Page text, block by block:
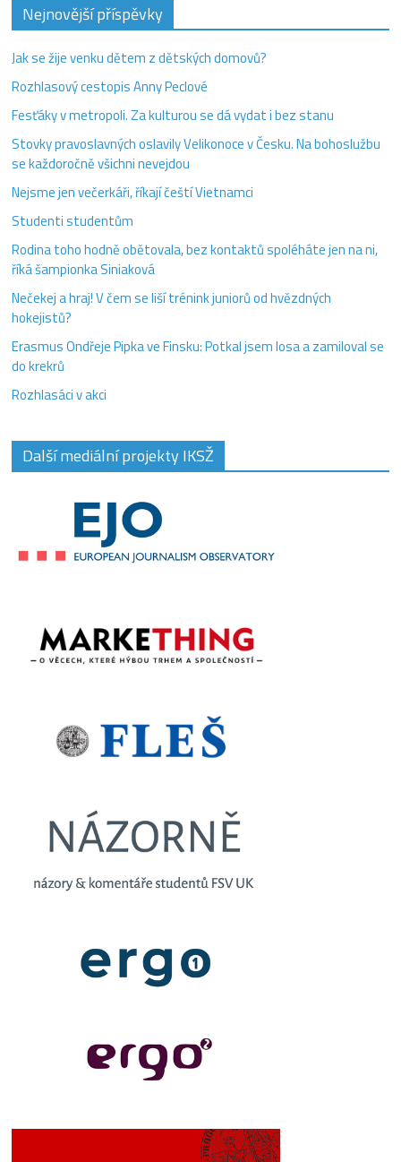
Nejnovější příspěvky
Jak se žije venku dětem z dětských domovů?
Rozhlasový cestopis Anny Peclové
Fesťáky v metropoli. Za kulturou se dá vydat i bez stanu
Stovky pravoslavných oslavily Velikonoce v Česku. Na bohoslužbu
se každoročně všichni nevejdou
Nejsme jen večerkáři, říkají čeští Vietnamci
Studenti studentům
Rodina toho hodně obětovala, bez kontaktů spoléháte jen na ni,
říká šampionka Siniaková
Nečekej a hraj! V čem se liší trénink juniorů od hvězdných
hokejistů?
Erasmus Ondřeje Pipka ve Finsku: Potkal jsem losa a zamiloval se
do krekrů
Rozhlasáci v akci
Další mediální projekty IKSŽ